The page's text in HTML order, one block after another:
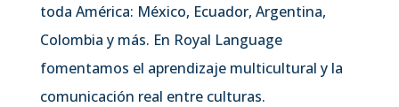
toda América: México, Ecuador, Argentina,
Colombia y más. En Royal Language
fomentamos el aprendizaje multicultural y la
comunicación real entre culturas.